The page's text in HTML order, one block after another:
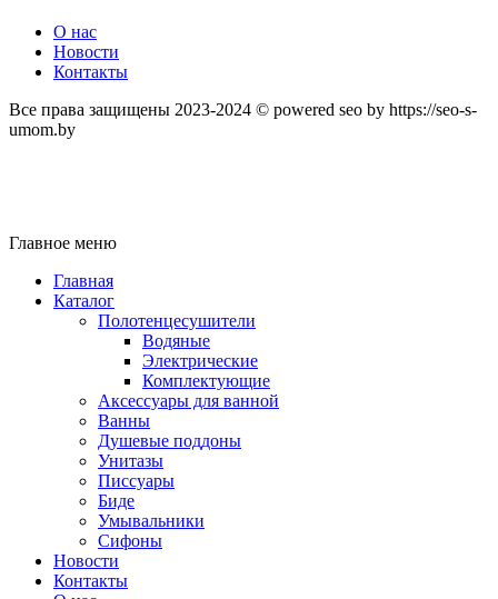
О нас
Новости
Контакты
Все права защищены 2023-2024 © powered seo by https://seo-s-
umom.by
Главное меню
Главная
Каталог
Полотенцесушители
Водяные
Электрические
Комплектующие
Аксессуары для ванной
Ванны
Душевые поддоны
Унитазы
Писсуары
Биде
Умывальники
Сифоны
Новости
Контакты